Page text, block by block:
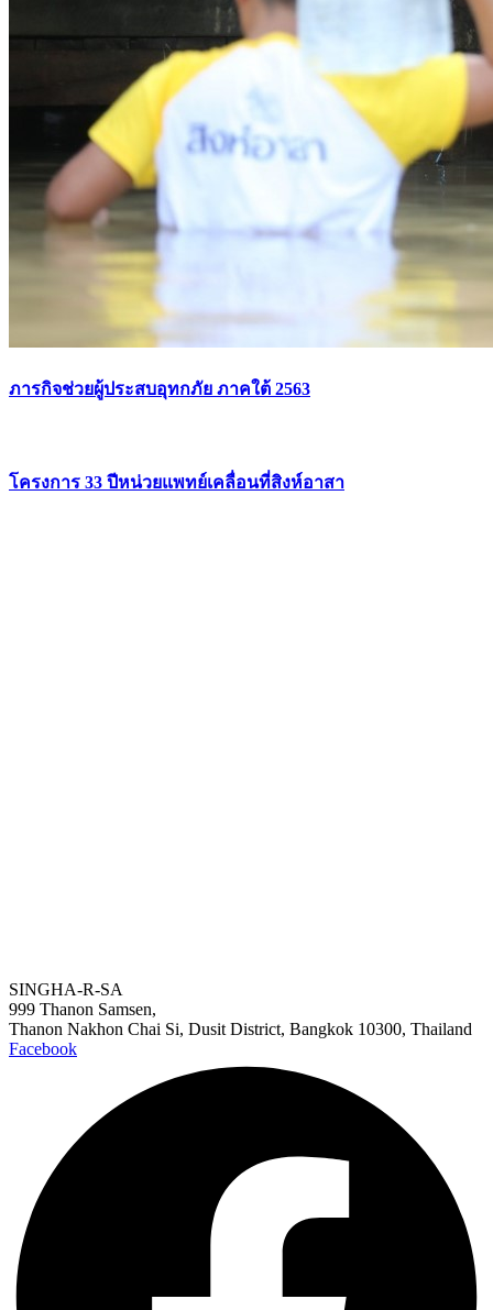
ภารกิจช่วยผู้ประสบอุทกภัย ภาคใต้ 2563
โครงการ 33 ปีหน่วยแพทย์เคลื่อนที่สิงห์อาสา
SINGHA-R-SA
999 Thanon Samsen,
Thanon Nakhon Chai Si, Dusit District, Bangkok 10300, Thailand
Facebook